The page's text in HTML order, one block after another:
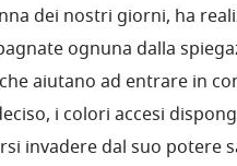
dei nostri giorni, ha
ognuna dalla
aiutano ad entrare in
i colori accesi
invadere dal suo potere